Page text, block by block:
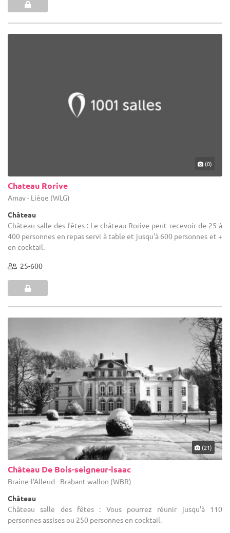
(0)
Chateau Rorive
Amay - Liège (WLG)
Château
Château salle des fêtes : Le château Rorive peut recevoir de 25 à
400 personnes en repas servi à table et jusqu'à 600 personnes et +
en cocktail.
25-600
(21)
Château De Bois-seigneur-isaac
Braine-l'Alleud - Brabant wallon (WBR)
Château
Château salle des fêtes : Vous pourrez réunir jusqu'à 110
personnes assises ou 250 personnes en cocktail.